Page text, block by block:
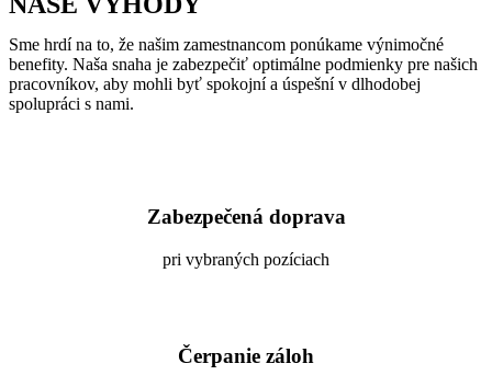
Sme hrdí na to, že našim zamestnancom ponúkame výnimočné
benefity. Naša snaha je zabezpečiť optimálne podmienky pre našich
pracovníkov, aby mohli byť spokojní a úspešní v dlhodobej
spolupráci s nami.
Zabezpečená doprava
pri vybraných pozíciach
Čerpanie záloh